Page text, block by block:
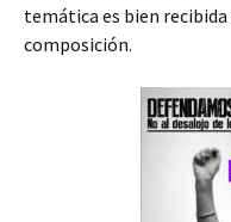
temática es bien
composición.